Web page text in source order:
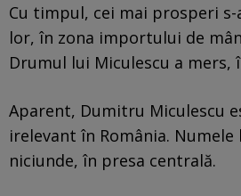
Cu timpul, cei mai prosperi
lor, în zona importului de
Drumul lui Miculescu a mers,
Aparent, Dumitru Miculescu
irelevant în România. Numele
niciunde, în presa centrală.